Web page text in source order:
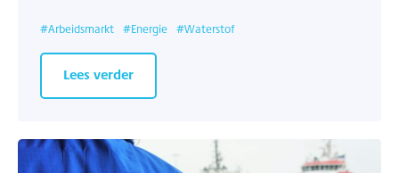
#Arbeidsmarkt #Energie #Waterstof
Lees verder